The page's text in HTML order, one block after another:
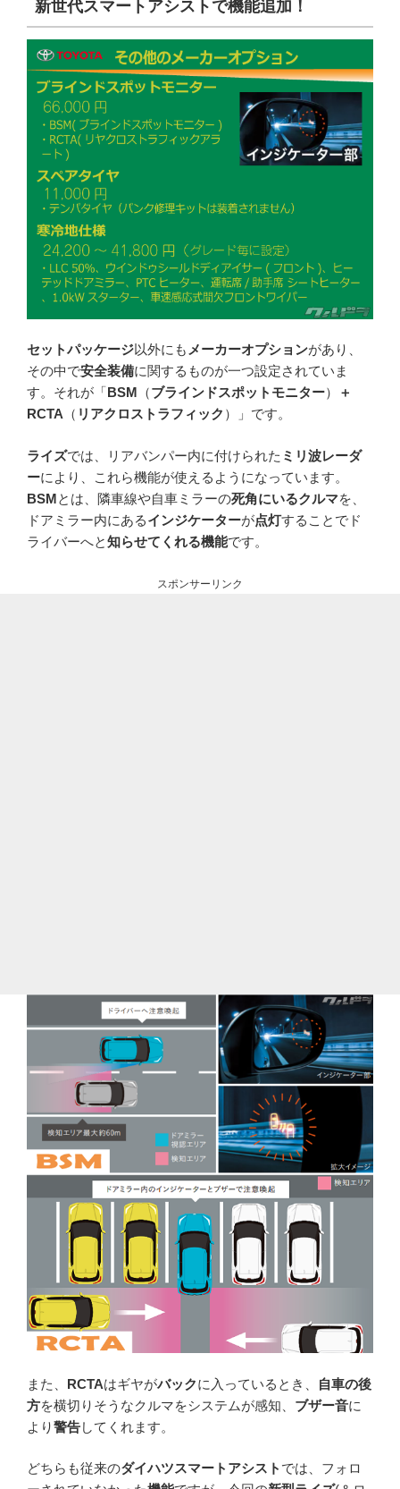
新世代スマートアシストで機能追加！
セットパッケージ以外にも メーカーオプションがあり、
その中で安全装備に関するものが一つ設定されていま
す。それが「BSM （ブラインドスポットモニター）
＋
RCTA （ リアクロストラフィック ）」です。
ライズでは、リアバンパー内に付けられた ミリ波レーダ
ーにより、これら機能が使えるようになっています。
BSMとは、隣車線や自車ミラーの死角にいるクルマを、
ドアミラー内にあるインジケーターが点灯することでド
ライバーへと知らせてくれる機能です。
スポンサーリンク
また、 RCTAはギヤがバックに入っているとき、
自車の後
方を横切りそうなクルマをシステムが感知、 ブザー音に
より警告してくれます。
どちらも従来のダイハツスマートアシスト では、フォロ